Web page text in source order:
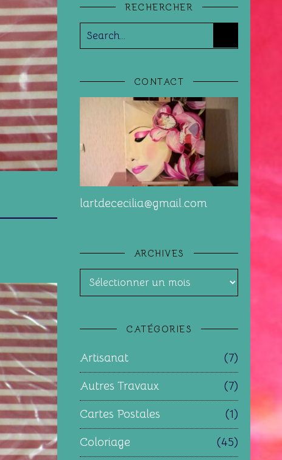
RECHERCHER
CONTACT
lartdececilia@gmail.com
ARCHIVES
Archives
CATÉGORIES
Artisanat
(7)
Autres Travaux
(7)
Cartes Postales
(1)
Coloriage
(45)